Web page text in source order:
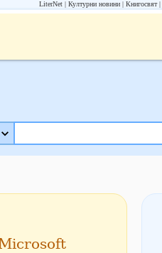
LiterNet Културни новини Книгосвят